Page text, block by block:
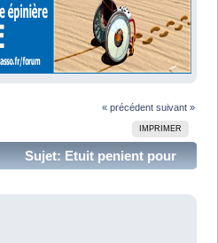
« précédent suivant »
IMPRIMER
Sujet: Etuit penient pour
fois)